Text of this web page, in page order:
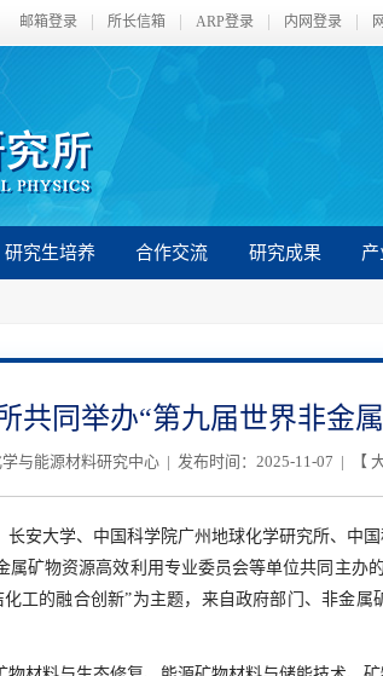
邮箱登录 所长信箱 ARP登录 内网登录
研究生培养 合作交流 研究成果
共同举办“第九届世界非金
与能源材料研究中心 | 发布时间：2025-11-07 | 【
长安大学、中国科学院广州地球化学研究所、中
矿物资源高效利用专业委员会等单位共同主办
工的融合创新”为主题，来自政府部门、非金